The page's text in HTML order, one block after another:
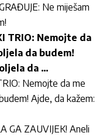
Ne miješam
TRIO: Nemojte da
da budem!
da …
Nemojte da me
Ajde, da kažem:
GA ZAUVIJEK! Aneli